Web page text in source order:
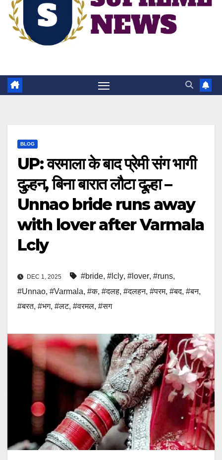
BLOG
UP: वरमाला के बाद प्रेमी संग भागी
दुल्हन, बिना बारात लौटा दूल्हा –
Unnao bride runs away
with lover after Varmala
Lcly
DEC 1, 2025 #bride, #lcly, #lover, #runs,
#Unnao, #Varmala, #क, #दलह, #दलहन, #परम, #बद, #बन,
#बरत, #भग, #लट, #वरमल, #सग